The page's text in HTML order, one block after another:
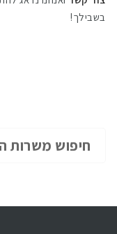
בשבילך!
חיפוש משרות